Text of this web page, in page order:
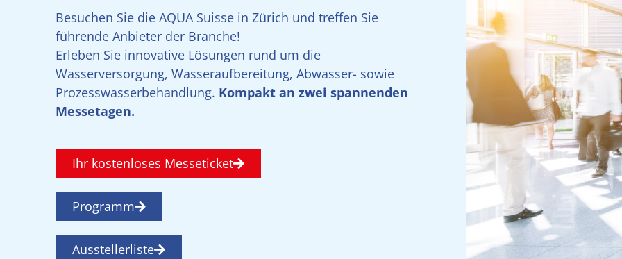
Besuchen Sie die AQUA Suisse in Zürich und treffen Sie
führende Anbieter der Branche!
Erleben Sie innovative Lösungen rund um die
Wasserversorgung, Wasseraufbereitung, Abwasser- sowie
Prozesswasserbehandlung. Kompakt an zwei spannenden
Messetagen.
Ihr kostenloses Messeticket
Programm
Ausstellerliste